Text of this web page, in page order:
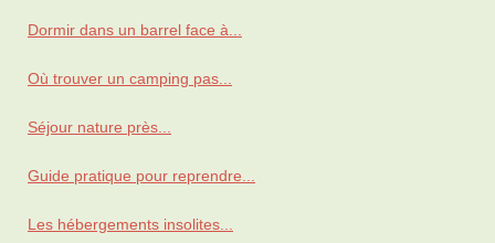
Dormir dans un barrel face à...
Où trouver un camping pas...
Séjour nature près...
Guide pratique pour reprendre...
Les hébergements insolites...